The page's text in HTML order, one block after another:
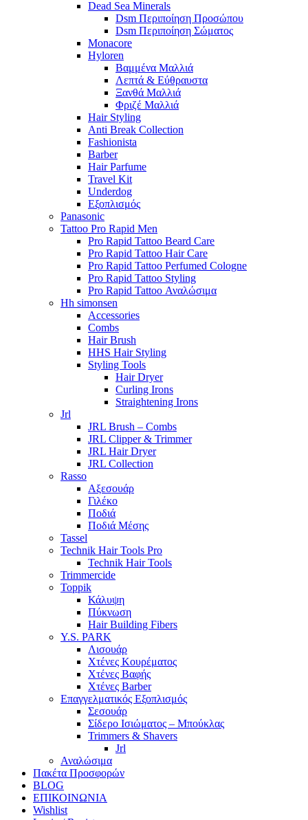
Dead Sea Minerals
Dsm Περιποίηση Προσώπου
Dsm Περιποίηση Σώματος
Monacore
Hyloren
Βαμμένα Μαλλιά
Λεπτά & Εύθραυστα
Ξανθά Μαλλιά
Φριζέ Μαλλιά
Hair Styling
Anti Break Collection
Fashionista
Barber
Hair Parfume
Travel Kit
Underdog
Εξοπλισμός
Panasonic
Tattoo Pro Rapid Men
Pro Rapid Tattoo Beard Care
Pro Rapid Tattoo Hair Care
Pro Rapid Tattoo Perfumed Cologne
Pro Rapid Tattoo Styling
Pro Rapid Tattoo Αναλώσιμα
Hh simonsen
Accessories
Combs
Hair Brush
HHS Hair Styling
Styling Tools
Hair Dryer
Curling Irons
Straightening Irons
Jrl
JRL Brush – Combs
JRL Clipper & Trimmer
JRL Hair Dryer
JRL Collection
Rasso
Αξεσουάρ
Γιλέκο
Ποδιά
Ποδιά Μέσης
Tassel
Technik Hair Tools Pro
Technik Hair Tools
Trimmercide
Toppik
Κάλυψη
Πύκνωση
Hair Building Fibers
Y.S. PARK
Λισουάρ
Χτένες Κουρέματος
Χτένες Βαφής
Χτένες Barber
Επαγγελματικός Εξοπλισμός
Σεσουάρ
Σίδερο Ισιώματος – Μπούκλας
Trimmers & Shavers
Jrl
Αναλώσιμα
Πακέτα Προσφορών
BLOG
ΕΠΙΚΟΙΝΩΝΙΑ
Wishlist